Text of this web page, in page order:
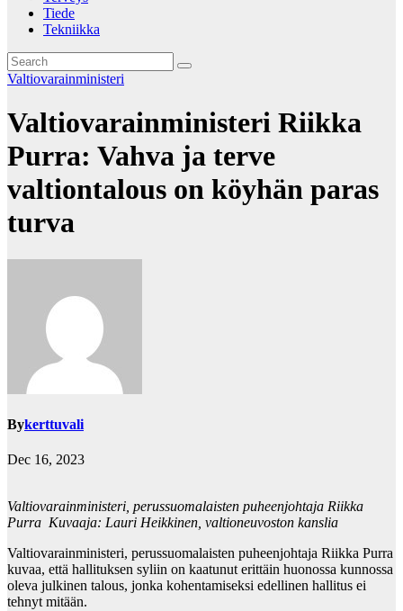
Tiede
Tekniikka
Valtiovarainministeri
Valtiovarainministeri Riikka
Purra: Vahva ja terve
valtiontalous on köyhän paras
turva
Bykerttuvali
Dec 16, 2023
Valtiovarainministeri, perussuomalaisten puheenjohtaja Riikka
Purra Kuvaaja: Lauri Heikkinen, valtioneuvoston kanslia
Valtiovarainministeri, perussuomalaisten puheenjohtaja Riikka Purra
kuvaa, että hallituksen syliin on kaatunut erittäin huonossa kunnossa
oleva julkinen talous, jonka kohentamiseksi edellinen hallitus ei
tehnyt mitään.